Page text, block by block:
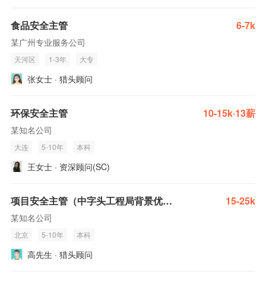
食品安全主管 6-7k
某广州专业服务公司
天河区 1-3年 大专
张女士 · 猎头顾问
环保安全主管 10-15k·13薪
某知名公司
大连 5-10年 本科
王女士 · 资深顾问(SC)
项目安全主管（中字头工程局背景优先） 15-25k
某知名公司
北京 5-10年 本科
高先生 · 猎头顾问